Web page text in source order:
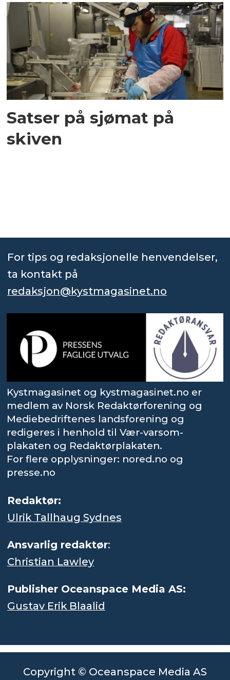
Satser på sjømat på
skiven
For tips og redaksjonelle henvendelser,
ta kontakt på
redaksjon@kystmagasinet.no
Kystmagasinet og kystmagasinet.no er
medlem av Norsk Redaktørforening og
Mediebedriftenes landsforening og
redigeres i henhold til Vær-varsom-
plakaten og Redaktørplakaten.
For flere opplysninger: nored.no og
presse.no
Redaktør:
Ulrik Tallhaug Sydnes
Ansvarlig redaktør:
Christian Lawley
Publisher Oceanspace Media AS:
Gustav Erik Blaalid
Copyright © Oceanspace Media AS